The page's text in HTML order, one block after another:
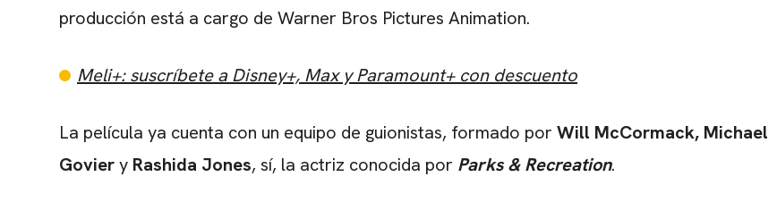
producción está a cargo de Warner Bros Pictures Animation.
Meli+: suscríbete a Disney+, Max y Paramount+ con descuento
La película ya cuenta con un equipo de guionistas, formado por Will McCormack, Michael
Goviery Rashida Jones, sí, la actriz conocida por Parks & Recreation.